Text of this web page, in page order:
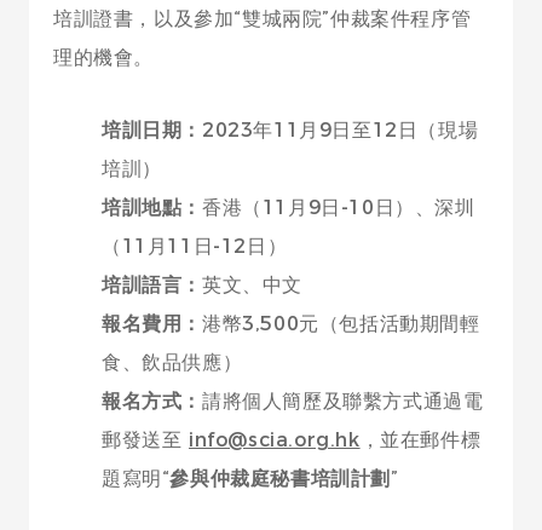
培訓證書，以及參加“雙城兩院”仲裁案件程序管
理的機會。
培訓日期： 2023年11月9日至12日（現場
培訓）
培訓地點： 香港（11月9日-10日）、深圳
（11月11日-12日）
培訓語言： 英文、中文
報名費用： 港幣3,500元（包括活動期間輕
食、飲品供應）
報名方式： 請將個人簡歷及聯繫方式通過電
郵發送至 info@scia.org.hk ，並在郵件標
題寫明“參與仲裁庭秘書培訓計劃 ”